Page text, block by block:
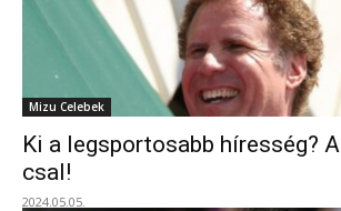
Mizu Celebek
Ki a legsportosabb híresség?
csal!
2024.05.05.